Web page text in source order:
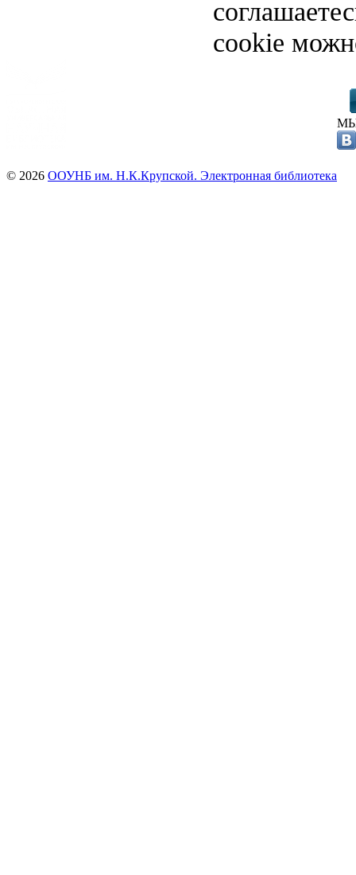
cookie
© 2026 ООУНБ им. Н.К.Крупской. Электронная библиотека